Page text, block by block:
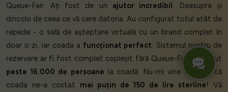
Queue-Fair. Ați fost de un ajutor incredibil. Deasupra și
dincolo de ceea ce vă cere datoria. Au configurat totul atât de
repede - o sală de așteptare virtuală cu un brand complet în
doar o zi, iar coada a funcționat perfect. Sistemul nostru de
rezervare ar fi fost complet copleșit fără Queue-Fair. Am avut
peste 16.000 de persoane la coadă. Nu-mi vine să cred că
coada ne-a costat mai puțin de 150 de lire sterline! Vă